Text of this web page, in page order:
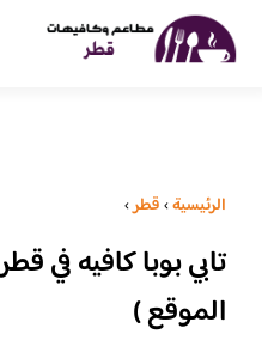
الرئيسية›قطر›
تابي بوبا كافيه في
الموقع )